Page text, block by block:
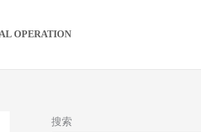
OPERATION
搜索